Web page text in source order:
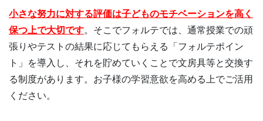
小さな努力に対する評価は子どものモチベーションを高く
保つ上で大切です。そこでフォルテでは、通常授業での頑
張りやテストの結果に応じてもらえる「フォルテポイン
ト」を導入し、それを貯めていくことで文房具等と交換す
る制度があります。お子様の学習意欲を高める上でご活用
ください。